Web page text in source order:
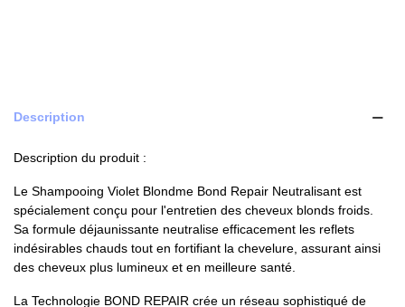
Description
Description du produit :
Le Shampooing Violet Blondme Bond Repair Neutralisant est
spécialement conçu pour l'entretien des cheveux blonds froids.
Sa formule déjaunissante neutralise efficacement les reflets
indésirables chauds tout en fortifiant la chevelure, assurant ainsi
des cheveux plus lumineux et en meilleure santé.
La Technologie BOND REPAIR crée un réseau sophistiqué de